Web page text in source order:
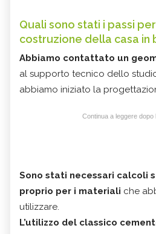
Quali sono stati i passi
costruzione della casa in
Abbiamo contattato un
al supporto tecnico dello
abbiamo iniziato la
Continua a leggere dopo
Sono stati necessari calcoli
proprio per i materiali che
utilizzare.
L’utilizzo del classico